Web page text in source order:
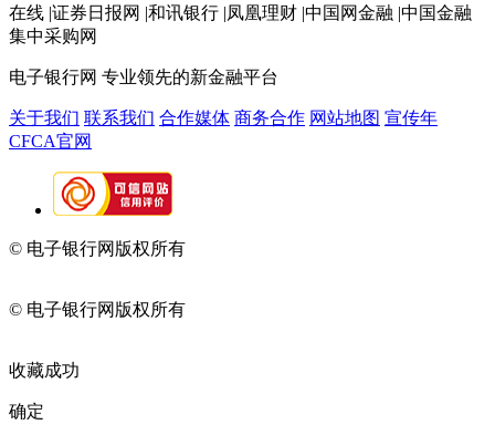
在线 |证券日报网 |和讯银行 |凤凰理财 |中国网金融 |中国金融
集中采购网
电子银行网 专业领先的新金融平台
关于我们 联系我们 合作媒体 商务合作 网站地图 宣传年
CFCA官网
© 电子银行网版权所有
© 电子银行网版权所有
收藏成功
确定